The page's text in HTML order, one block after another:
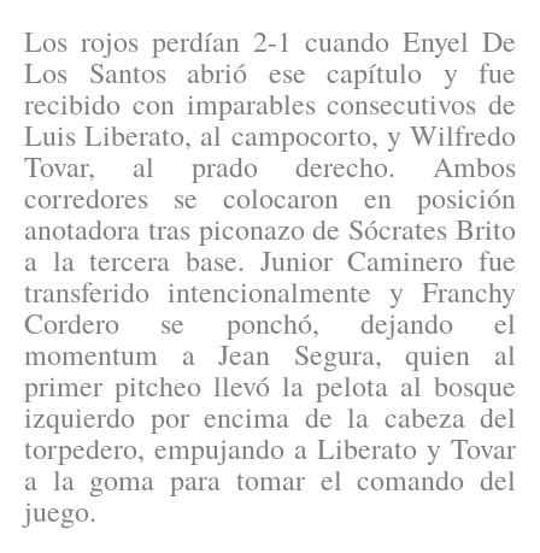
Los rojos perdían 2-1 cuando Enyel De
Los Santos abrió ese capítulo y fue
recibido con imparables consecutivos de
Luis Liberato, al campocorto, y Wilfredo
Tovar, al prado derecho. Ambos
corredores se colocaron en posición
anotadora tras piconazo de Sócrates Brito
a la tercera base. Junior Caminero fue
transferido intencionalmente y Franchy
Cordero se ponchó, dejando el
momentum a Jean Segura, quien al
primer pitcheo llevó la pelota al bosque
izquierdo por encima de la cabeza del
torpedero, empujando a Liberato y Tovar
a la goma para tomar el comando del
juego.